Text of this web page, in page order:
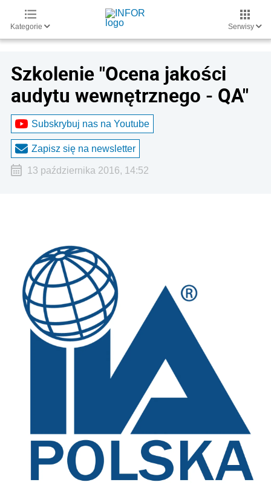
Kategorie Serwisy
Szkolenie "Ocena jakości
audytu wewnętrznego - QA"
Subskrybuj nas na Youtube
Zapisz się na newsletter
13 października 2016, 14:52